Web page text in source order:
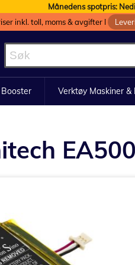
Månedens spotpris:
inkl. toll, moms & avgifter I
Verktøy Maskiner &